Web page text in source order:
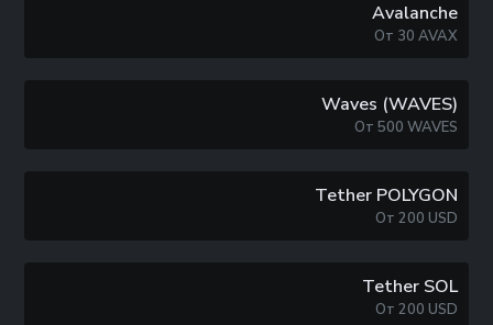
Avalanche
От 30 AVAX
Waves (WAVES)
От 500 WAVES
Tether POLYGON
От 200 USD
Tether SOL
От 200 USD